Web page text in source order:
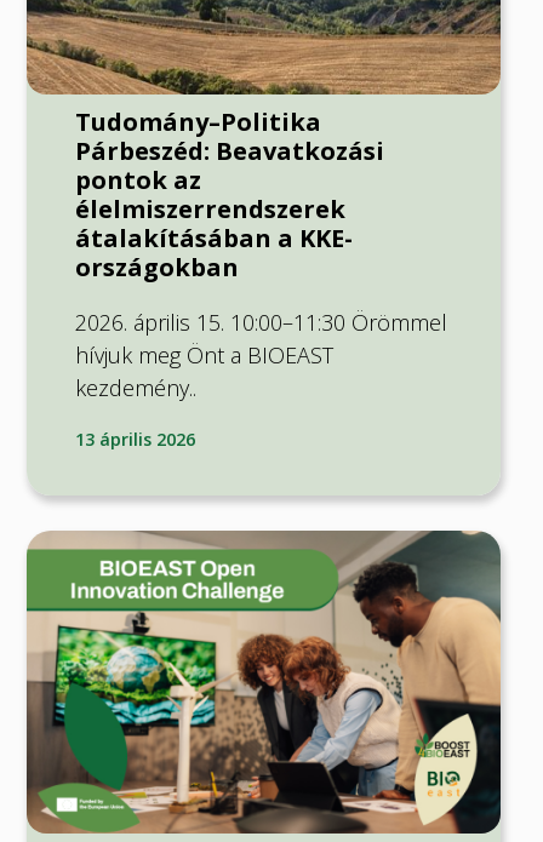
Tudomány–Politika
Párbeszéd: Beavatkozási
pontok az
élelmiszerrendszerek
átalakításában a KKE-
országokban
2026. április 15. 10:00–11:30 Örömmel
hívjuk meg Önt a BIOEAST
kezdemény..
13 április 2026